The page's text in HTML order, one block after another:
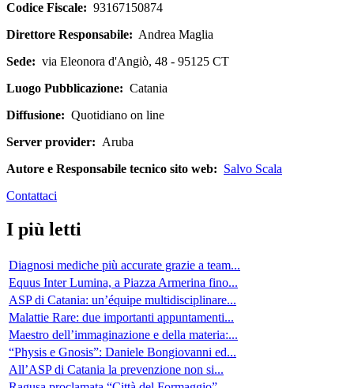
Codice Fiscale: 93167150874
Direttore Responsabile: Andrea Maglia
Sede: via Eleonora d'Angiò, 48 - 95125 CT
Luogo Pubblicazione: Catania
Diffusione: Quotidiano on line
Server provider: Aruba
Autore e Responsabile tecnico sito web: Salvo Scala
Contattaci
I più letti
Diagnosi mediche più accurate grazie a team...
Equus Inter Lumina, a Piazza Armerina fino...
ASP di Catania: un’équipe multidisciplinare...
Malattie Rare: due importanti appuntamenti...
Maestro dell’immaginazione e della materia:...
“Physis e Gnosis”: Daniele Bongiovanni ed...
All’ASP di Catania la prevenzione non si...